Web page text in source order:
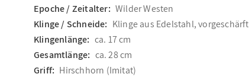
Epoche / Zeitalter: Wilder Westen
Klinge / Schneide: Klinge aus Edelstahl, vorgeschärft
Klingenlänge: ca. 17 cm
Gesamtlänge: ca. 28 cm
Griff: Hirschhorn (Imitat)